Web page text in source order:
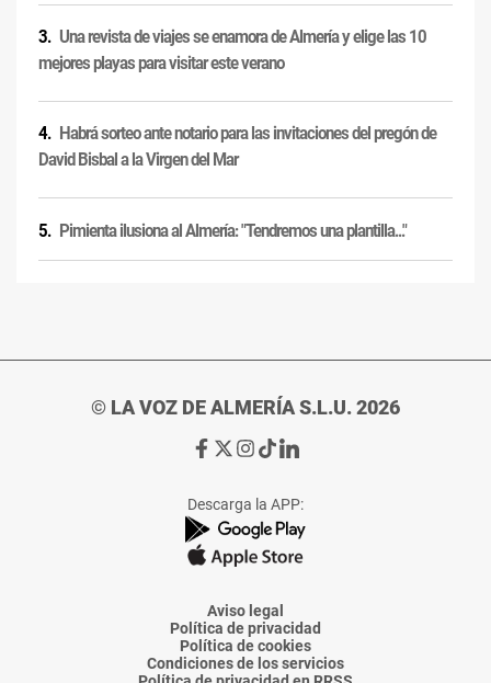
Una revista de viajes se enamora de Almería y elige las 10
mejores playas para visitar este verano
Habrá sorteo ante notario para las invitaciones del pregón de
David Bisbal a la Virgen del Mar
Pimienta ilusiona al Almería: "Tendremos una plantilla..."
© LA VOZ DE ALMERÍA S.L.U. 2026
Ir
de
La
Voz
Almería
Ir
de
La
Voz
Almería
Ir
de
La
Voz
Almería
Ir
de
La
Voz
Almería
Ir
de
La
Voz
Descarga la APP:
Aviso legal
Política de privacidad
Política de cookies
Condiciones de los servicios